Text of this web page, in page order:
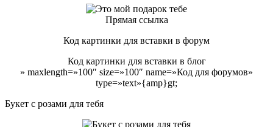
Прямая ссылка
Код картинки для вставки в форум
Код картинки для вставки в блог
» maxlength=»100″ size=»100″ name=»Код для форумов»
type=»text»{amp}gt;
Букет с розами для тебя